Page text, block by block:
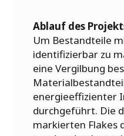
Ablauf des
Um Bestandteile
identifizierbar zu
eine Vergilbung
energieeffizienter
durchgeführt. Die
markierten Flakes